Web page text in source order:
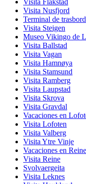
Visita Flakstad
Visita Nusfjord
Terminal de
Visita Steigen
Museo Vikingo de
Visita Ballstad
Visita Vagan
Visita Hamnøya
Visita Stamsund
Visita Ramberg
Visita Laupstad
Visita Skrova
Visita Gravdal
Vacaciones en
Visita Lofoten
Visita Valberg
Visita Ytre Vinje
Vacaciones en Reine
Visita Reine
Svolvaergeita
Visita Leknes